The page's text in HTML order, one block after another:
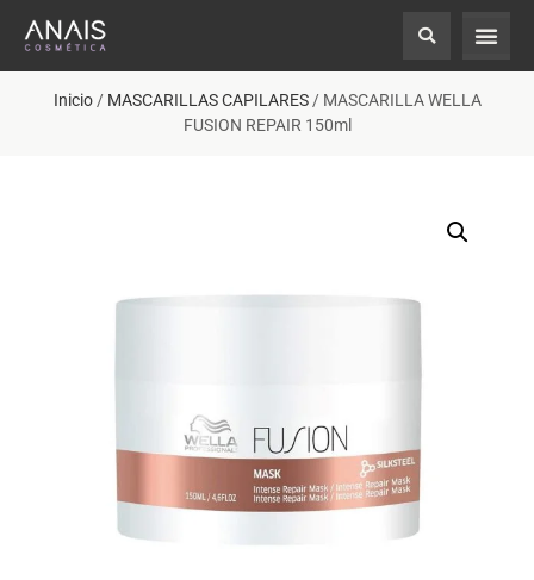
Inicio/ MASCARILLAS CAPILARES/ MASCARILLA WELLA
FUSION REPAIR 150ml